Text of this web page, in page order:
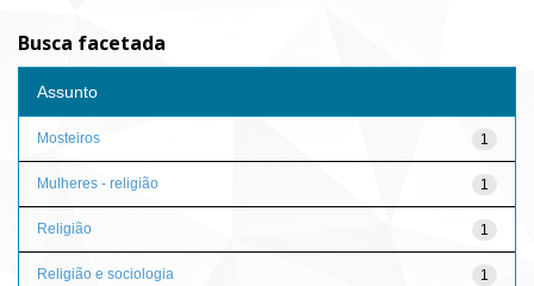
Busca facetada
Assunto
1
Mosteiros
1
Mulheres - religião
1
Religião
1
Religião e sociologia